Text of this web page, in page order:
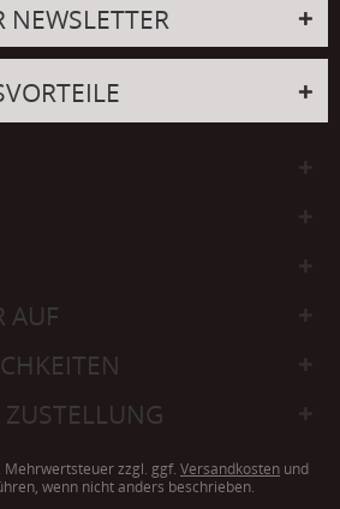
NEWSLETTER
AUF
zzgl. ggf. Versandkosten und
wenn nicht anders beschrieben.